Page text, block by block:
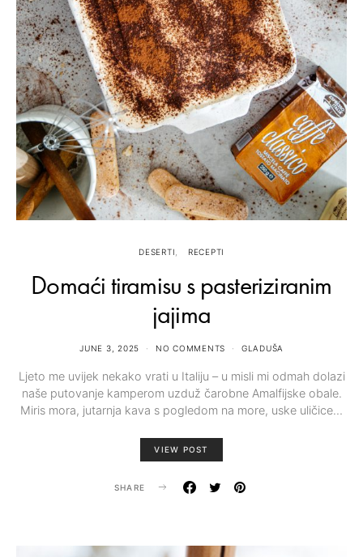
DESERTI RECEPTI
Domaći tiramisu s pasteriziranim
jajima
JUNE 3, 2025 NO COMMENTS GLADUŠA
Ljeto me uvijek nekako vrati u Italiju – u misli mi odmah dolazi
naše putovanje kamperom uzduž čarobne Amalfijske obale.
Miris mora, jutarnja kava s pogledom na more, uske uličice…
VIEW POST
SHARE